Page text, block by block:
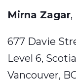
Mirna Zagar
677 Davie
Level 6,
Vancouver,